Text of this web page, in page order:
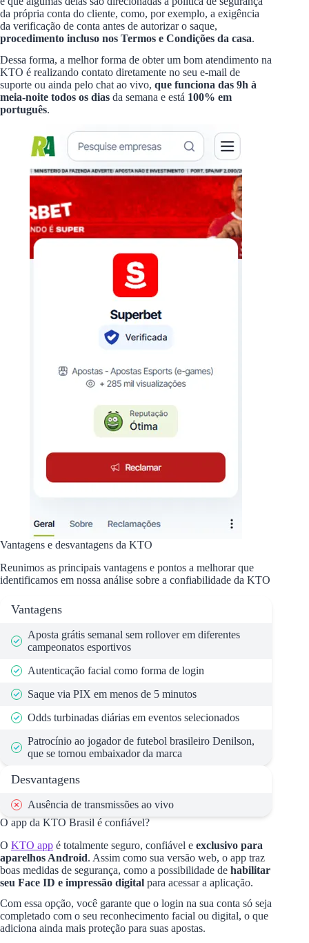
da própria conta do cliente, como, por exemplo, a exigência
da verificação de conta antes de autorizar o saque,
procedimento incluso nos Termos e Condições da casa.
Dessa forma, a melhor forma de obter um bom atendimento na
KTO é realizando contato diretamente no seu e-mail de
suporte ou ainda pelo chat ao vivo, que funciona das 9h à
meia-noite todos os dias da semana e está 100% em
português.
Vantagens e desvantagens da KTO
Reunimos as principais vantagens e pontos a melhorar que
identificamos em nossa análise sobre a confiabilidade da KTO
Vantagens
Aposta grátis semanal sem rollover em diferentes
campeonatos esportivos
Autenticação facial como forma de login
Saque via PIX em menos de 5 minutos
Odds turbinadas diárias em eventos selecionados
Patrocínio ao jogador de futebol brasileiro Denilson,
que se tornou embaixador da marca
Desvantagens
Ausência de transmissões ao vivo
O app da KTO Brasil é confiável?
O KTO app é totalmente seguro, confiável e exclusivo para
aparelhos Android. Assim como sua versão web, o app traz
boas medidas de segurança, como a possibilidade de habilitar
seu Face ID e impressão digital para acessar a aplicação.
Com essa opção, você garante que o login na sua conta só seja
completado com o seu reconhecimento facial ou digital, o que
adiciona ainda mais proteção para suas apostas.